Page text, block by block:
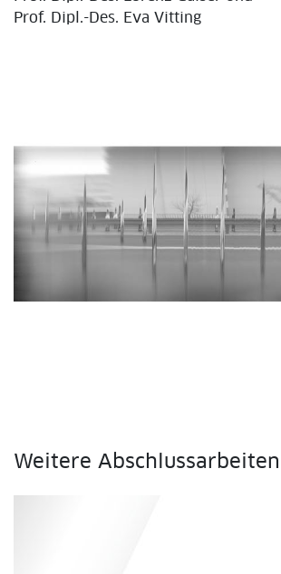
Prof. Dipl.-Des. Eva Vitting
Weitere Abschlussarbeiten